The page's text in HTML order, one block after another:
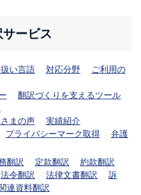
ービス
い言語 対応分野
ご利用の
翻訳づくりを支えるツール
まの声
実績紹介
プライバシーマーク取得
弁護
翻訳 定款翻訳
約款翻訳
法令翻訳 法律文書翻訳
訴
連資料翻訳